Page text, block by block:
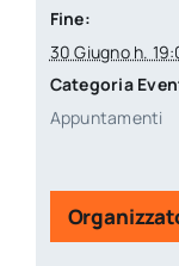
Fine:
30 Giugno h.
Categoria
Appuntamenti